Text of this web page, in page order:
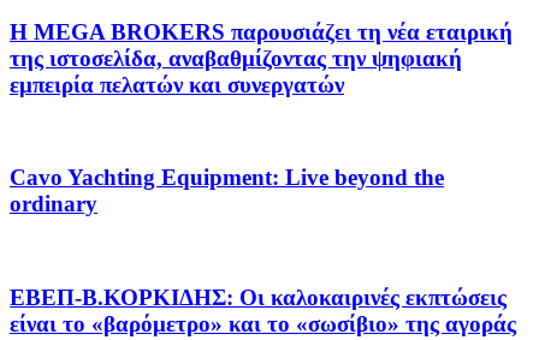
Η MEGA BROKERS παρουσιάζει τη νέα εταιρική
της ιστοσελίδα, αναβαθμίζοντας την ψηφιακή
εμπειρία πελατών και συνεργατών
Cavo Yachting Equipment: Live beyond the
ordinary
EΒΕΠ-Β.ΚΟΡΚΙΔΗΣ: Οι καλοκαιρινές εκπτώσεις
είναι το «βαρόμετρο» και το «σωσίβιο» της αγοράς